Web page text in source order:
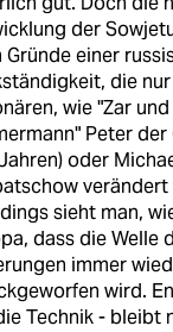
der
Gründe einer
die
wie "Zar und
Peter der
oder
verändert
sieht man,
dass die Welle
immer
wird.
Technik - bleibt